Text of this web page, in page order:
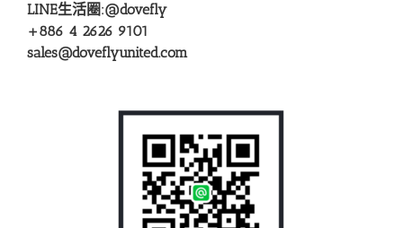
LINE生活圈:@dovefly
+886 4 2626 9101
sales@doveflyunited.com